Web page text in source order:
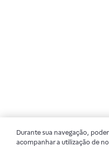
Durante sua navegação,
acompanhar a utilização de